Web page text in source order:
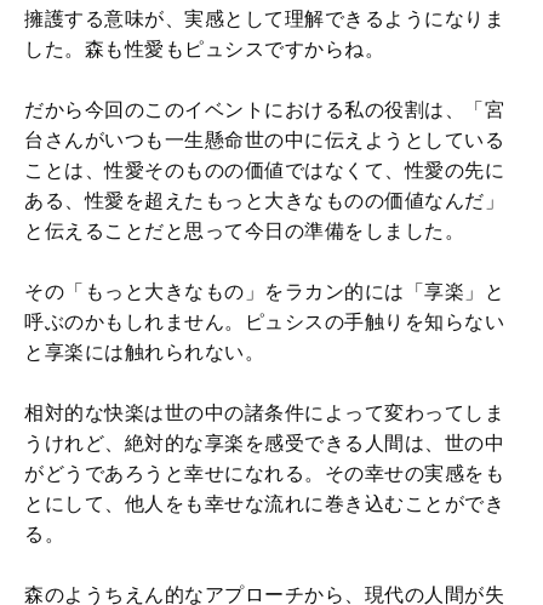
擁護する意味が、実感として理解できるようになりま
した。森も性愛もピュシスですからね。
だから今回のこのイベントにおける私の役割は、「宮
台さんがいつも一生懸命世の中に伝えようとしている
ことは、性愛そのものの価値ではなくて、性愛の先に
ある、性愛を超えたもっと大きなものの価値なんだ」
と伝えることだと思って今日の準備をしました。
その「もっと大きなもの」をラカン的には「享楽」と
呼ぶのかもしれません。ピュシスの手触りを知らない
と享楽には触れられない。
相対的な快楽は世の中の諸条件によって変わってしま
うけれど、絶対的な享楽を感受できる人間は、世の中
がどうであろうと幸せになれる。その幸せの実感をも
とにして、他人をも幸せな流れに巻き込むことができ
る。
森のようちえん的なアプローチから、現代の人間が失